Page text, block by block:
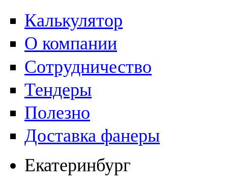
Калькулятор
О компании
Сотрудничество
Тендеры
Полезно
Доставка фанеры
Екатеринбург